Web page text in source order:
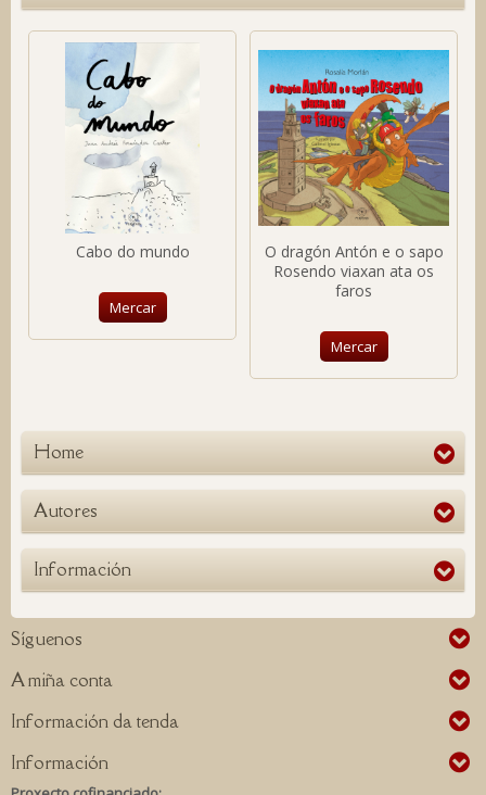
Cabo do mundo
Mercar
O dragón Antón e o sapo
Rosendo viaxan ata os
faros
Mercar
Home
Autores
Información
Síguenos
A miña conta
Información da tenda
Información